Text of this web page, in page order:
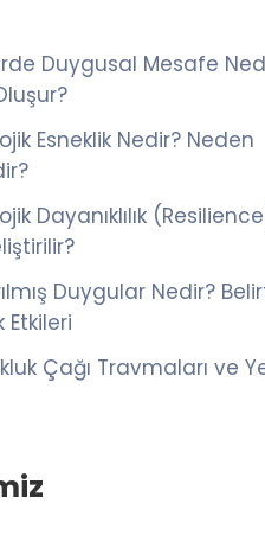
Duygusal Mesafe
Esneklik Nedir? Neden
Dayanıklılık
Duygular Nedir?
Etkileri
Çağı Travmaları ve